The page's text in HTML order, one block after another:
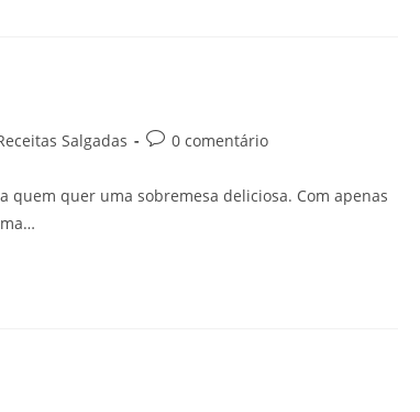
Salgadas 0 comentário
quer uma sobremesa deliciosa. Com apenas